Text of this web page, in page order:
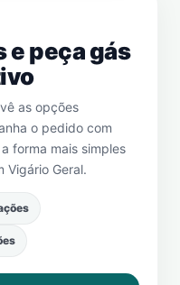
e peça gás
as opções
o pedido com
forma mais simples
Vigário Geral.